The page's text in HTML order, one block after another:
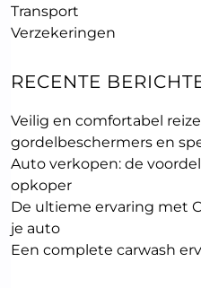
Transport
Verzekeringen
RECENTE
Veilig en comfortabel
gordelbeschermers en
Auto verkopen: de
opkoper
De ultieme ervaring met
je auto
Een complete carwash